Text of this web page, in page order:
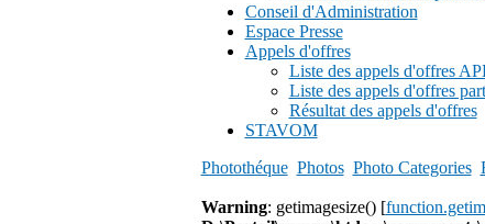
Conseil d'Administration
Espace Presse
Appels d'offres
Liste des appels d'offres
Liste des appels d'offres
Résultat des appels d'offres
STAVOM
Photothéque Photos Photo Categories
Warning: getimagesize() [